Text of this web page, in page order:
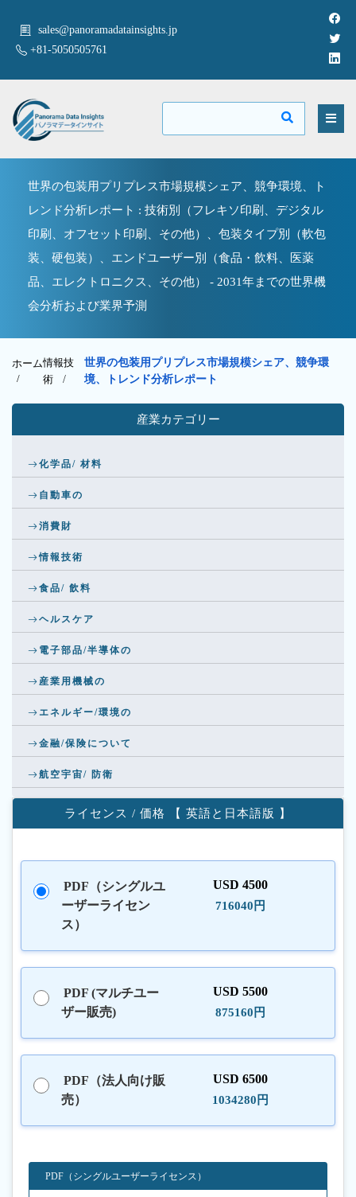
sales@panoramadatainsights.jp
+81-5050505761
世界の包装用プリプレス市場規模シェア、競争環境、ト
レンド分析レポート : 技術別（フレキソ印刷、デジタル
印刷、オフセット印刷、その他）、包装タイプ別（軟包
装、硬包装）、エンドユーザー別（食品・飲料、医薬
品、エレクトロニクス、その他） - 2031年までの世界機
会分析および業界予測
ホーム
/
情報技
術 /
世界の包装用プリプレス市場規模シェア、競争環
境、トレンド分析レポート
産業カテゴリー
化学品/ 材料
自動車の
消費財
情報技術
食品/ 飲料
ヘルスケア
電子部品/半導体の
産業用機械の
エネルギー/環境の
金融/保険について
航空宇宙/ 防衛
ライセンス / 価格 【 英語と日本語版 】
PDF（シングルユ
ーザーライセン
ス）
USD 4500
716040円
PDF (マルチユー
ザー販売)
USD 5500
875160円
PDF（法人向け販
売）
USD 6500
1034280円
PDF（シングルユーザーライセンス）